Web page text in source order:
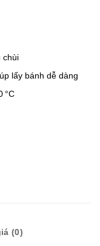
chùi
lấy bánh dễ dàng
°C
(0)